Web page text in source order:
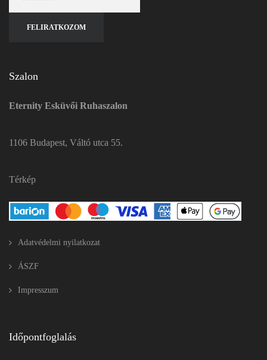
Szalon
Eternity Esküvői Ruhaszalon
1106 Budapest, Váltó utca 55.
Térkép
Adatvédelmi nyilatkozat
ÁSZF
Impresszum
Időpontfoglalás